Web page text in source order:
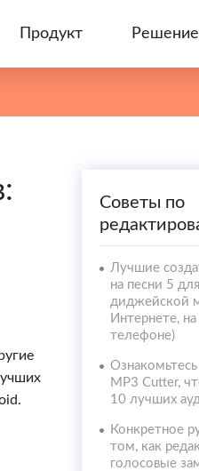
Продукт Решение
Советы по
Лучшие
на песни 5
диджейской
Интернете,
телефоне)
MP3 Cutter,
10 лучших
Конкретное
том, как
голосовые